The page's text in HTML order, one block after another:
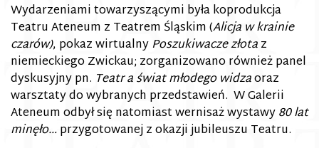
Wydarzeniami towarzyszącymi była koprodukcja
Teatru Ateneum z Teatrem Śląskim (Alicja w krainie
czarów), pokaz wirtualnyPoszukiwacze złotaz
niemieckiego Zwickau; zorganizowano również panel
dyskusyjny pn. Teatr a świat młodego widzaoraz
warsztaty do wybranych przedstawień. W Galerii
Ateneum odbył się natomiast wernisaż wystawy80 lat
minęło…przygotowanej z okazji jubileuszu Teatru.